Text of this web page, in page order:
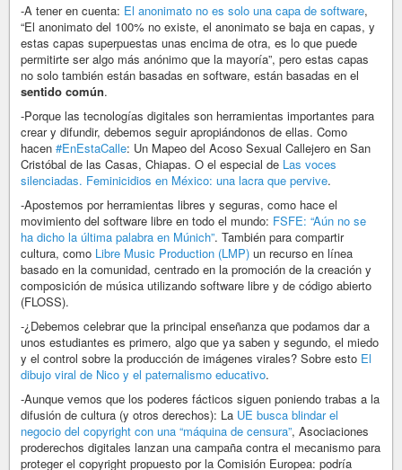
-A tener en cuenta: El anonimato no es solo una capa de software,
“El anonimato del 100% no existe, el anonimato se baja en capas, y
estas capas superpuestas unas encima de otra, es lo que puede
permitirte ser algo más anónimo que la mayoría”, pero estas capas
no solo también están basadas en software, están basadas en el
sentido común.
-Porque las tecnologías digitales son herramientas importantes para
crear y difundir, debemos seguir apropiándonos de ellas. Como
hacen #EnEstaCalle: Un Mapeo del Acoso Sexual Callejero en San
Cristóbal de las Casas, Chiapas. O el especial de Las voces
silenciadas. Feminicidios en México: una lacra que pervive.
-Apostemos por herramientas libres y seguras, como hace el
movimiento del software libre en todo el mundo: FSFE: “Aún no se
ha dicho la última palabra en Múnich”. También para compartir
cultura, como Libre Music Production (LMP) un recurso en línea
basado en la comunidad, centrado en la promoción de la creación y
composición de música utilizando software libre y de código abierto
(FLOSS).
-¿Debemos celebrar que la principal enseñanza que podamos dar a
unos estudiantes es primero, algo que ya saben y segundo, el miedo
y el control sobre la producción de imágenes virales? Sobre esto El
dibujo viral de Nico y el paternalismo educativo.
-Aunque vemos que los poderes fácticos siguen poniendo trabas a la
difusión de cultura (y otros derechos): La UE busca blindar el
negocio del copyright con una “máquina de censura”, Asociaciones
proderechos digitales lanzan una campaña contra el mecanismo para
proteger el copyright propuesto por la Comisión Europea: podría